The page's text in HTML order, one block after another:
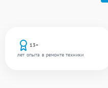
13+
лет опыта в ремонте техники